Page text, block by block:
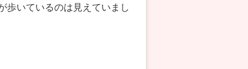
歩いているのは見えていまし